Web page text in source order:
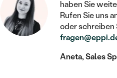
MIT FÜLLUNG
IM SET
LAB GROWN
EINFASSEN
FARBIGE
SCHMUCK FÜR
BROSCHEN
SCHMUCKZUBEHÖR
KINDER
PIERCINGS
MEDAILLON
KETTEN
SIEGELRINGE
haben Sie
Rufen Sie uns
oder schreiben
Aneta, Sales